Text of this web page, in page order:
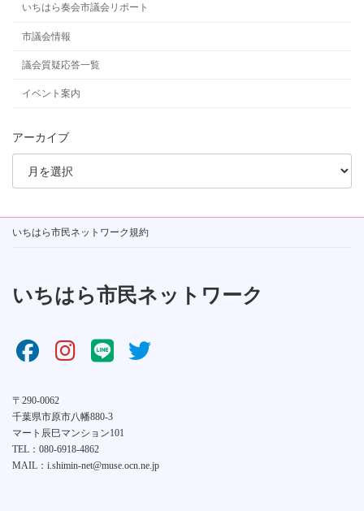
いちはら奏会市議会リポート
市議会情報
議会質疑応答一覧
イベント案内
アーカイブ
いちはら市民ネットワーク規約
いちはら市民ネットワーク
〒290-0062
千葉県市原市八幡880-3
マート辰巳マンション101
TEL：080-6918-4862
MAIL：i.shimin-net@muse.ocn.ne.jp